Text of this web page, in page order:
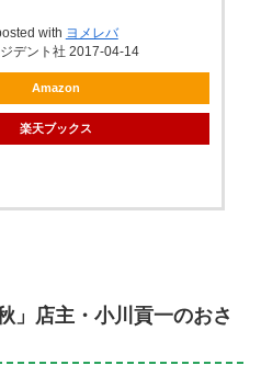
with ヨメレバ
デント社 2017-04-14
Amazon
楽天ブックス
」店主・小川貢一のおさ